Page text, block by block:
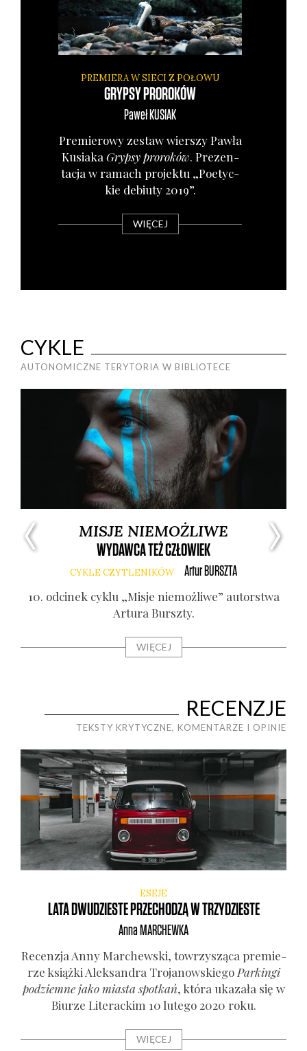
PREMIERA W SIECI Z POŁOWU
GRYPSY PROROKÓW
PawełKUSIAK
Pre­mie­ro­wy zestaw wier­szy Paw­ła
Kusia­ka Gryp­sy pro­ro­ków. Pre­zen­
ta­cja w ramach pro­jek­tu „Poetyc­
kie debiu­ty 2019”.
WIĘCEJ
CYKLE
AUTONOMICZNE TERYTORIA W BIBLIOTECE
MISJE NIEMOŻLIWE
WYDAWCA TEŻ CZŁOWIEK
CYKLE CZYTLENIKÓW ArturBURSZTA
10. odci­nek cyklu „Misje nie­moż­li­we” autor­stwa
Artu­ra Bursz­ty.
WIĘCEJ
RECENZJE
TEKSTY KRYTYCZNE, KOMENTARZE I OPINIE
ESEJE
LATA DWUDZIESTE PRZECHODZĄ W TRZYDZIESTE
Anna MARCHEWKA
Recen­zja Anny Mar­chew­ski, tow­rzy­szą­ca pre­mie­
rze książ­ki Alek­san­dra Tro­ja­now­skie­go Par­kin­gi
pod­ziem­ne jako mia­sta spo­tkań, któ­ra uka­za­ła się w
Biu­rze Lite­rac­kim 10 lute­go 2020 roku.
WIĘCEJ